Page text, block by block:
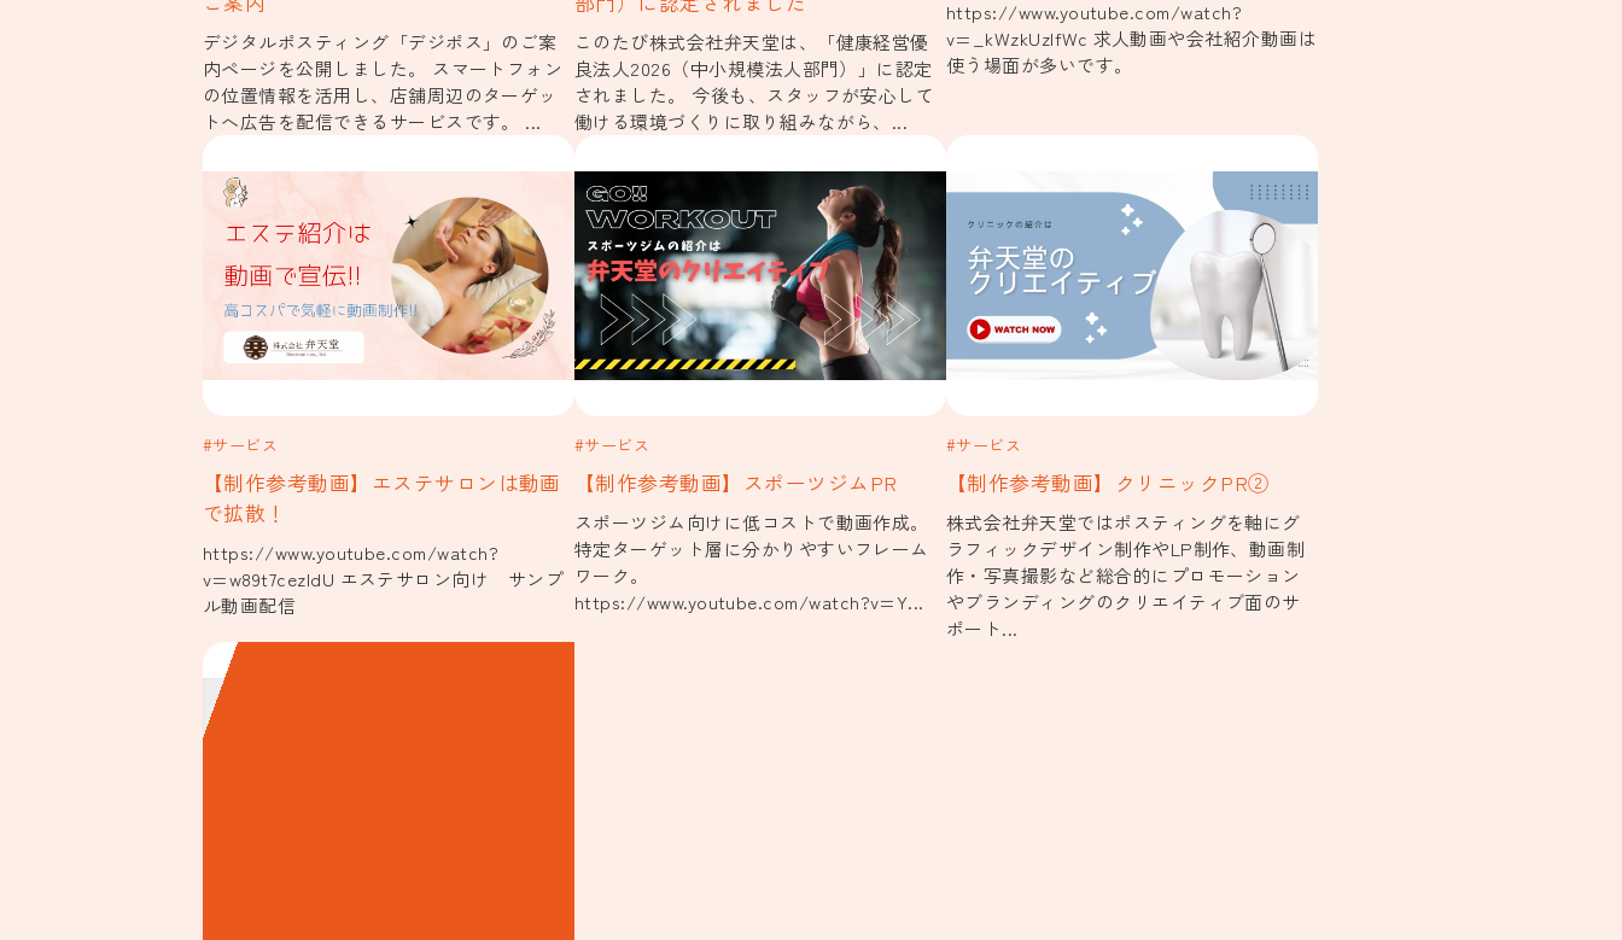
デジタルポスティング「デジポス」のご案
内ページを公開しました。 スマートフォン
の位置情報を活用し、店舗周辺のターゲッ
トへ広告を配信できるサービスです。 ...
このたび株式会社弁天堂は、「健康経営優
良法人2026（中小規模法人部門）」に認定
されました。 今後も、スタッフが安心して
働ける環境づくりに取り組みながら、...
https://www.youtube.com/watch?
v=_kWzkUzIfWc 求人動画や会社紹介動画は
使う場面が多いです。
#サービス
【制作参考動画】エステサロンは動画
で拡散！
https://www.youtube.com/watch?
v=w89t7cezIdU エステサロン向け サンプ
ル動画配信
#サービス
【制作参考動画】スポーツジムPR
スポーツジム向けに低コストで動画作成。
特定ターゲット層に分かりやすいフレーム
ワーク。
https://www.youtube.com/watch?v=Y...
#サービス
【制作参考動画】クリニックPR②
株式会社弁天堂ではポスティングを軸にグ
ラフィックデザイン制作やLP制作、動画制
作・写真撮影など総合的にプロモーション
やブランディングのクリエイティブ面のサ
ポート...